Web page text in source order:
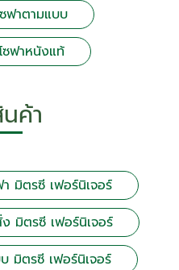
ฟาตามแบบ
ซฟาหนังแท้
ค้า
า มิตรซี เฟอร์นิเจอร์
มิตรซี เฟอร์นิเจอร์
มิตรซี เฟอร์นิเจอร์